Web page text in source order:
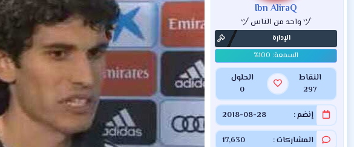
Ibn AliraQ
ヅ واحد من الناس ヅ
الإدارة
النقاط
297
الحلول
0
إنضم 2018-08-28
المشاركات 17,630